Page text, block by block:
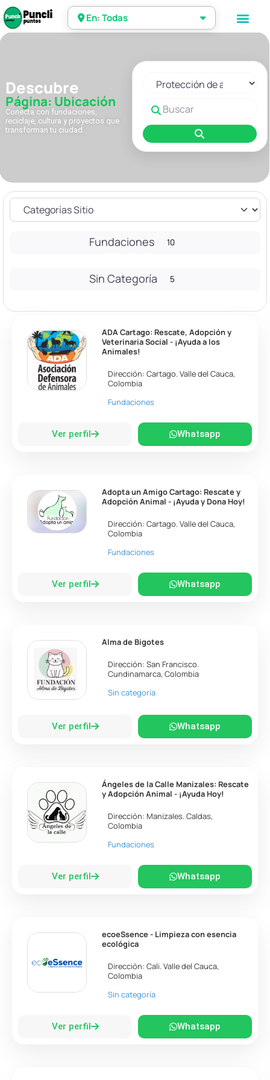
En: Todas
Descubre
Página: Ubicación
Conecta con fundaciones,
reciclaje, cultura y proyectos que
transforman tu ciudad.
Seleccionar el formulario de
Buscar
Fundaciones 10
Sin Categoría 5
ADA Cartago: Rescate, Adopción y
Veterinaria Social - ¡Ayuda a los
Animales!
Dirección:Cartago.Valle del Cauca,
Colombia
Fundaciones
Ver perfil Whatsapp
Adopta un Amigo Cartago: Rescate y
Adopción Animal - ¡Ayuda y Dona Hoy!
Dirección:Cartago.Valle del Cauca,
Colombia
Fundaciones
Ver perfil Whatsapp
Alma de Bigotes
Dirección:San Francisco.
Cundinamarca,Colombia
Sin categoría
Ver perfil Whatsapp
Ángeles de la Calle Manizales: Rescate
y Adopción Animal - ¡Ayuda Hoy!
Dirección: Manizales.Caldas,
Colombia
Fundaciones
Ver perfil Whatsapp
ecoeSsence - Limpieza con esencia
ecológica
Dirección:Cali.Valle del Cauca,
Colombia
Sin categoría
Ver perfil Whatsapp